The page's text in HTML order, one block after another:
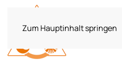
Zum Hauptinhalt springen